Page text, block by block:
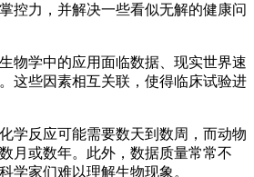
控力，并解决一些看似无解的健康问
学中的应用面临数据、现实世界速
这些因素相互关联，使得临床试验进
反应可能需要数天到数周，而动物
月或数年。此外，数据质量常常不
学家们难以理解生物现象。